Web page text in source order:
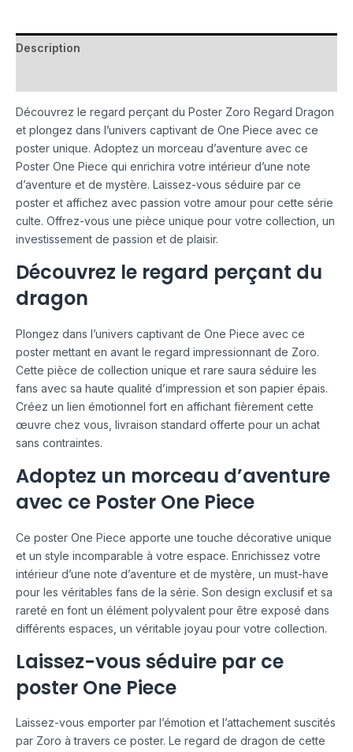
Description
Découvrez le regard perçant du Poster Zoro Regard Dragon
et plongez dans l’univers captivant de One Piece avec ce
poster unique. Adoptez un morceau d’aventure avec ce
Poster One Piece qui enrichira votre intérieur d’une note
d’aventure et de mystère. Laissez-vous séduire par ce
poster et affichez avec passion votre amour pour cette série
culte. Offrez-vous une pièce unique pour votre collection, un
investissement de passion et de plaisir.
Découvrez le regard perçant du
dragon
Plongez dans l’univers captivant de One Piece avec ce
poster mettant en avant le regard impressionnant de Zoro.
Cette pièce de collection unique et rare saura séduire les
fans avec sa haute qualité d’impression et son papier épais.
Créez un lien émotionnel fort en affichant fièrement cette
œuvre chez vous, livraison standard offerte pour un achat
sans contraintes.
Adoptez un morceau d’aventure
avec ce Poster One Piece
Ce poster One Piece apporte une touche décorative unique
et un style incomparable à votre espace. Enrichissez votre
intérieur d’une note d’aventure et de mystère, un must-have
pour les véritables fans de la série. Son design exclusif et sa
rareté en font un élément polyvalent pour être exposé dans
différents espaces, un véritable joyau pour votre collection.
Laissez-vous séduire par ce
poster One Piece
Laissez-vous emporter par l’émotion et l’attachement suscités
par Zoro à travers ce poster. Le regard de dragon de cette